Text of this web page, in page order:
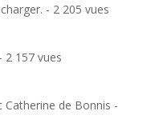
- 2 205 vues
- 2 157 vues
de Bonnis -